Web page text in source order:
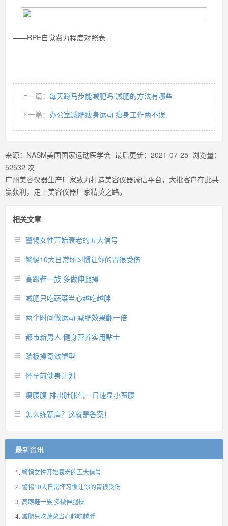
——RPE自觉费力程度对照表
上一篇： 每天蹲马步能减肥吗 减肥的方法有哪些
下一篇： 办公室减肥瘦身运动 瘦身工作两不误
来源： NASM美国国家运动医学会 最后更新： 2021-07-25 浏览量：
52532 次
广州美容仪器生产厂家致力打造美容仪器诚信平台，大批客户在此共
赢获利，走上美容仪器厂家精英之路。
相关文章
警惕女性开始衰老的五大信号
警惕10大日常坏习惯让你的胃很受伤
高跟鞋一族 多做伸腿操
减肥只吃蔬菜当心越吃越胖
两个时间做运动 减肥效果翻一倍
都市新男人 健身营养实用贴士
踏板操奇效塑型
怀孕前健身计划
瘦腰腹-排出肚胀气一日速显小蛮腰
怎么练宽肩？这就是答案！
最新资讯
警惕女性开始衰老的五大信号
警惕10大日常坏习惯让你的胃很受伤
高跟鞋一族 多做伸腿操
减肥只吃蔬菜当心越吃越胖